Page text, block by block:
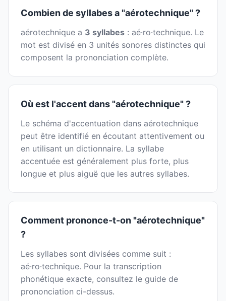
Combien de syllabes a "aérotechnique" ?
aérotechnique a 3 syllabes : aé·ro·technique. Le
mot est divisé en 3 unités sonores distinctes qui
composent la prononciation complète.
Où est l'accent dans "aérotechnique" ?
Le schéma d'accentuation dans aérotechnique
peut être identifié en écoutant attentivement ou
en utilisant un dictionnaire. La syllabe
accentuée est généralement plus forte, plus
longue et plus aiguë que les autres syllabes.
Comment prononce-t-on "aérotechnique"
?
Les syllabes sont divisées comme suit :
aé·ro·technique. Pour la transcription
phonétique exacte, consultez le guide de
prononciation ci-dessus.